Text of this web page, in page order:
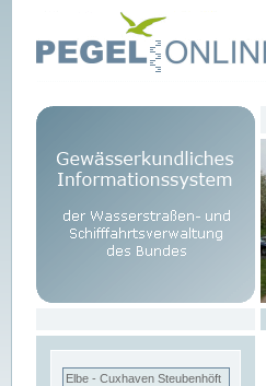
Elbe - Cuxhaven Steubenhöft